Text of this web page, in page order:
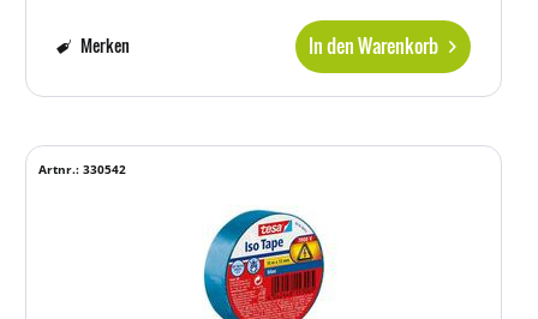
In den Warenkorb
Merken
Artnr.: 330542